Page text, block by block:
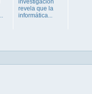
revela que la
informática...